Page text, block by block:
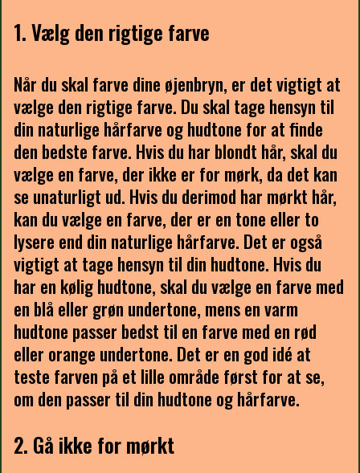
1. Vælg den rigtige farve
Når du skal farve dine øjenbryn, er det vigtigt at
vælge den rigtige farve. Du skal tage hensyn til
din naturlige hårfarve og hudtone for at finde
den bedste farve. Hvis du har blondt hår, skal du
vælge en farve, der ikke er for mørk, da det kan
se unaturligt ud. Hvis du derimod har mørkt hår,
kan du vælge en farve, der er en tone eller to
lysere end din naturlige hårfarve. Det er også
vigtigt at tage hensyn til din hudtone. Hvis du
har en kølig hudtone, skal du vælge en farve med
en blå eller grøn undertone, mens en varm
hudtone passer bedst til en farve med en rød
eller orange undertone. Det er en god idé at
teste farven på et lille område først for at se,
om den passer til din hudtone og hårfarve.
2. Gå ikke for mørkt